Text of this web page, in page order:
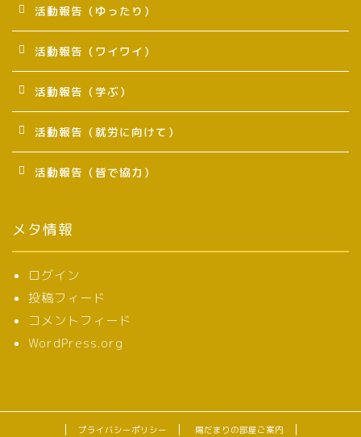
活動報告（ゆったり）
活動報告（ワイワイ）
活動報告（学ぶ）
活動報告（就労に向けて）
活動報告（皆で協力）
メタ情報
ログイン
投稿フィード
コメントフィード
WordPress.org
プライバシーポリシー 陽だまりの部屋ご案内